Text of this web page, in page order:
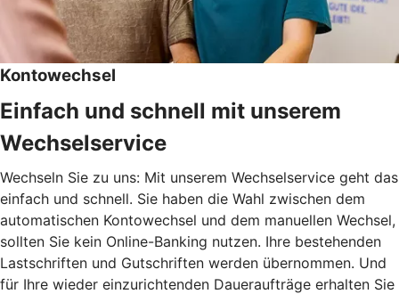
Kontowechsel
Einfach und schnell mit unserem
Wechselservice
Wechseln Sie zu uns: Mit unserem Wechselservice geht das
einfach und schnell. Sie haben die Wahl zwischen dem
automatischen Kontowechsel und dem manuellen Wechsel,
sollten Sie kein Online-Banking nutzen. Ihre bestehenden
Lastschriften und Gutschriften werden übernommen. Und
für Ihre wieder einzurichtenden Daueraufträge erhalten Sie